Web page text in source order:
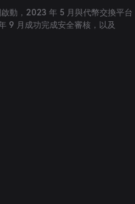
動，2023 年 5 月與代幣交換平台
9 月成功完成安全審核，以及